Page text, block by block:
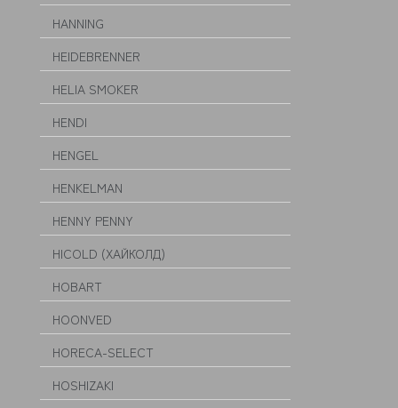
HANNING
HEIDEBRENNER
HELIA SMOKER
HENDI
HENGEL
HENKELMAN
HENNY PENNY
HICOLD (ХАЙКОЛД)
HOBART
HOONVED
HORECA-SELECT
HOSHIZAKI